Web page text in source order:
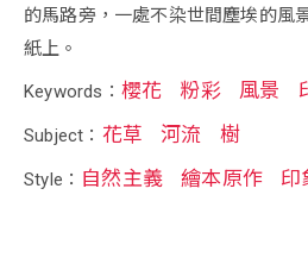
的馬路旁，一處不染世間塵埃的風
紙上。
Keywords： 櫻花 粉彩 風景
Subject： 花草 河流 樹
Style： 自然主義 繪本原作 印